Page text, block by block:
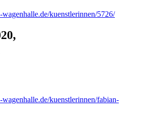
kuenstlerinnen/5726/
,
kuenstlerinnen/fabian-